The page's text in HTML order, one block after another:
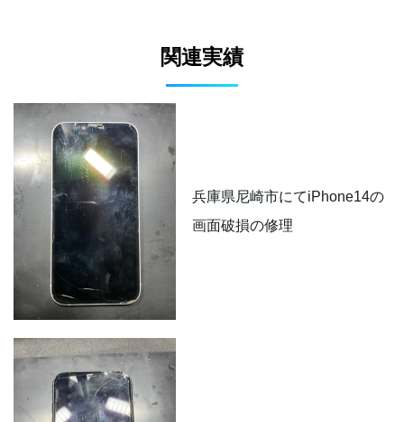
関連実績
兵庫県尼崎市にてiPhone14の
画面破損の修理